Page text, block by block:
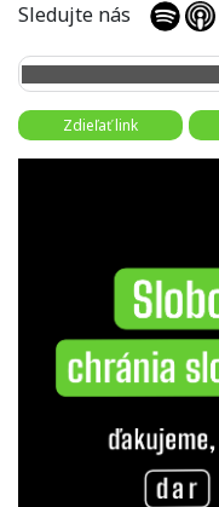
Sledujte nás
Zdieľať link